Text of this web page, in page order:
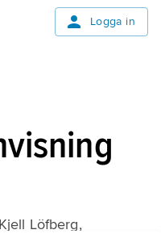
Logga in
Löfberg,